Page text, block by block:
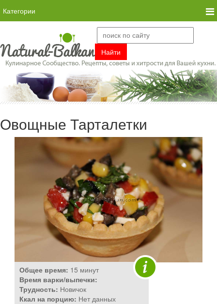
Категории
Овощные Тарталетки
Общее время: 15 минут
Время варки/выпечки:
Трудность: Новичок
Ккал на порцию: Нет данных